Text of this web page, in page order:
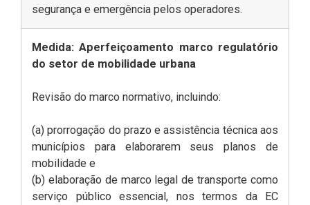
segurança e emergência pelos operadores.
Medida: Aperfeiçoamento marco regulatório
do setor de mobilidade urbana
Revisão do marco normativo, incluindo:
(a) prorrogação do prazo e assistência técnica aos
municípios para elaborarem seus planos de
mobilidade e
(b) elaboração de marco legal de transporte como
serviço público essencial, nos termos da EC